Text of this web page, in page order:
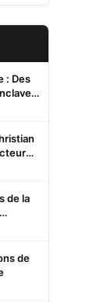
: Des
à
de la
de